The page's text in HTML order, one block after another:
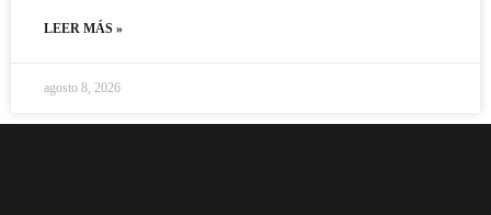
LEER MÁS »
agosto 8, 2026